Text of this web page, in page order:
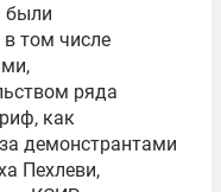
были
том числе
ряда
как
демонстрантами
Пехлеви,